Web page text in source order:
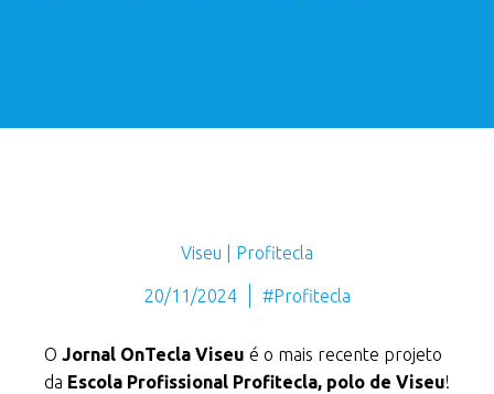
Viseu | Profitecla
20/11/2024 #Profitecla
O Jornal OnTecla Viseu é o mais recente projeto
da Escola Profissional Profitecla, polo de Viseu!